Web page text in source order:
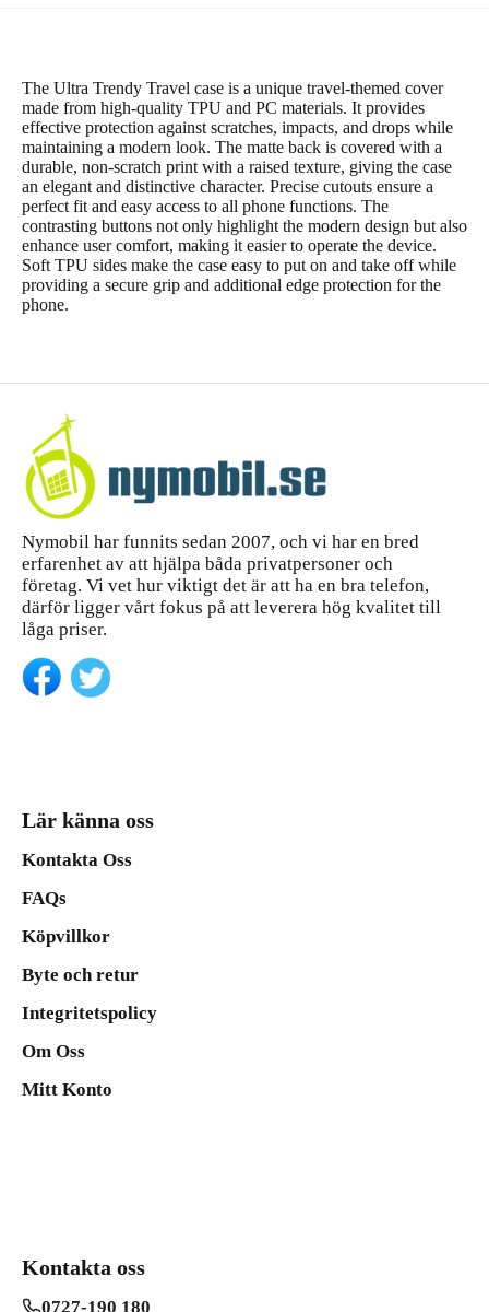
The Ultra Trendy Travel case is a unique travel-themed cover
made from high-quality TPU and PC materials. It provides
effective protection against scratches, impacts, and drops while
maintaining a modern look. The matte back is covered with a
durable, non-scratch print with a raised texture, giving the case
an elegant and distinctive character. Precise cutouts ensure a
perfect fit and easy access to all phone functions. The
contrasting buttons not only highlight the modern design but also
enhance user comfort, making it easier to operate the device.
Soft TPU sides make the case easy to put on and take off while
providing a secure grip and additional edge protection for the
phone.
Nymobil har funnits sedan 2007, och vi har en bred
erfarenhet av att hjälpa båda privatpersoner och
företag. Vi vet hur viktigt det är att ha en bra telefon,
därför ligger vårt fokus på att leverera hög kvalitet till
låga priser.
Lär känna oss
Kontakta Oss
FAQs
Köpvillkor
Byte och retur
Integritetspolicy
Om Oss
Mitt Konto
Kontakta oss
0727-190 180